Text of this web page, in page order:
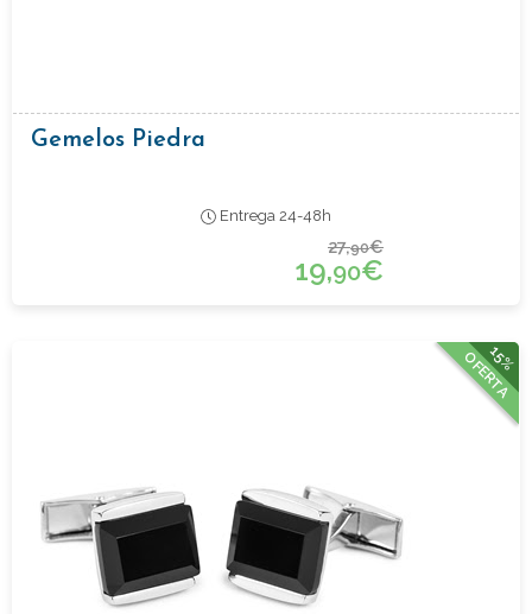
Gemelos Piedra
Entrega 24-48h
27,90€
19,90€
15%
OFERTA